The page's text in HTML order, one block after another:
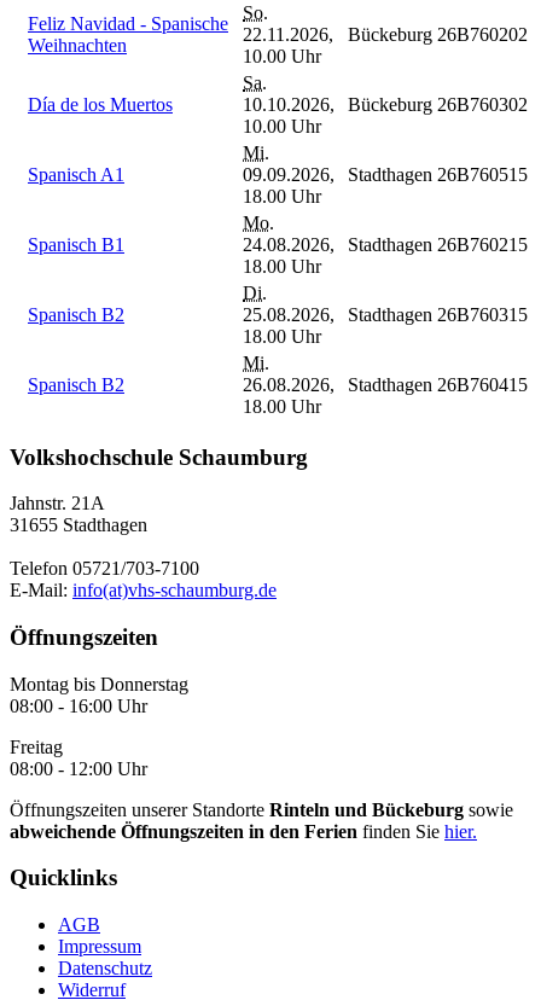
Feliz Navidad - Spanische
Weihnachten
So.
22.11.2026,
10.00 Uhr
Bückeburg 26B760202
Día de los Muertos
Sa.
10.10.2026,
10.00 Uhr
Bückeburg 26B760302
Spanisch A1
Mi.
09.09.2026,
18.00 Uhr
Stadthagen 26B760515
Spanisch B1
Mo.
24.08.2026,
18.00 Uhr
Stadthagen 26B760215
Spanisch B2
Di.
25.08.2026,
18.00 Uhr
Stadthagen 26B760315
Spanisch B2
Mi.
26.08.2026,
18.00 Uhr
Stadthagen 26B760415
Volkshochschule Schaumburg
Jahnstr. 21A
31655 Stadthagen
Telefon 05721/703-7100
E-Mail: info(at)vhs-schaumburg.de
Öffnungszeiten
Montag bis Donnerstag
08:00 - 16:00 Uhr
Freitag
08:00 - 12:00 Uhr
Öffnungszeiten unserer Standorte Rinteln und Bückeburg sowie
abweichende Öffnungszeiten in den Ferien finden Sie hier.
Quicklinks
AGB
Impressum
Datenschutz
Widerruf